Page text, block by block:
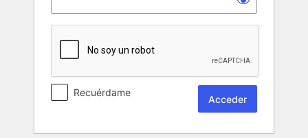
Recuérdame